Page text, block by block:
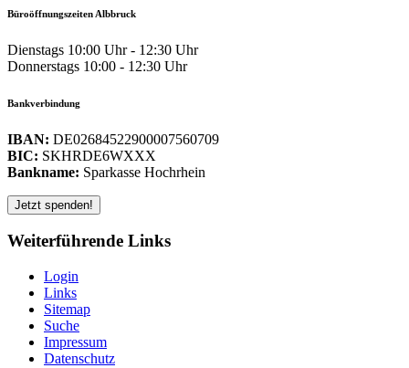
Büroöffnungszeiten Albbruck
Dienstags 10:00 Uhr - 12:30 Uhr
Donnerstags 10:00 - 12:30 Uhr
Bankverbindung
IBAN: DE02684522900007560709
BIC: SKHRDE6WXXX
Bankname: Sparkasse Hochrhein
Weiterführende Links
Login
Links
Sitemap
Suche
Impressum
Datenschutz